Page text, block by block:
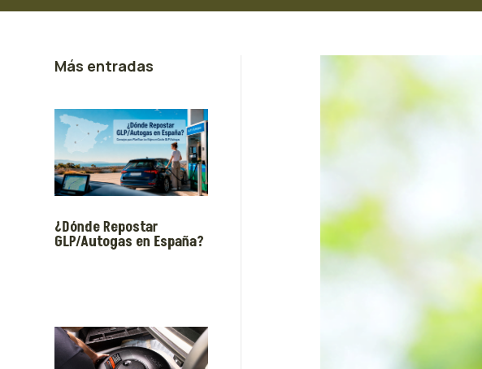
Más entradas
¿Dónde Repostar
GLP/Autogas en España?